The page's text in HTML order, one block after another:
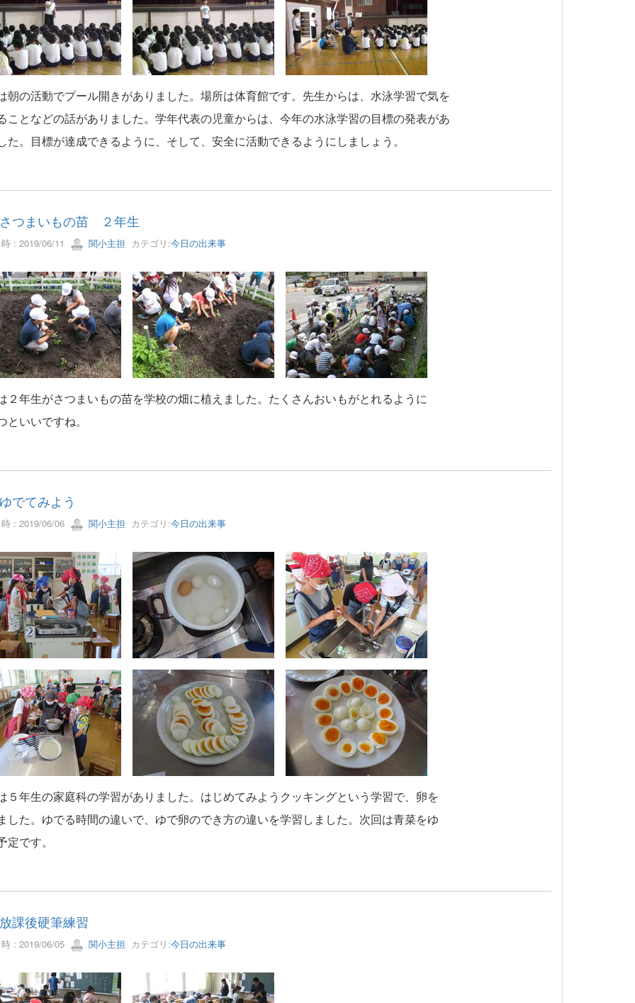
朝の活動でプール開きがありました。場所は体育館です。先生からは、水泳学習で気を
ことなどの話がありました。学年代表の児童からは、今年の水泳学習の目標の発表があ
た。目標が達成できるように、そして、安全に活動できるようにしましょう。
つまいもの苗 ２年生
: 2019/06/11 関小主担 カテゴリ:今日の出来事
２年生がさつまいもの苗を学校の畑に植えました。たくさんおいもがとれるように
といいですね。
でてみよう
: 2019/06/06 関小主担 カテゴリ:今日の出来事
５年生の家庭科の学習がありました。はじめてみようクッキングという学習で、卵を
した。ゆでる時間の違いで、ゆで卵のでき方の違いを学習しました。次回は青菜をゆ
定です。
課後硬筆練習
: 2019/06/05 関小主担 カテゴリ:今日の出来事